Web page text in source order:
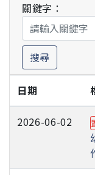
關鍵字：
搜尋
日期
2026-06-02